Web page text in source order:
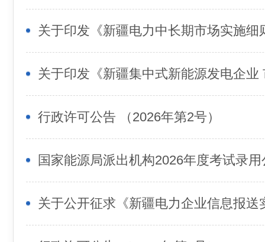
关于印发《新疆电力中长期市场实施细
行政许可公告 （2026年第2号）